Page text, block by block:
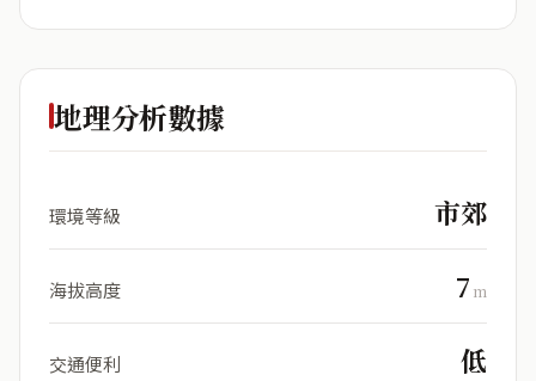
地理分析數據
環境等級 市郊
海拔高度 7 m
交通便利 低